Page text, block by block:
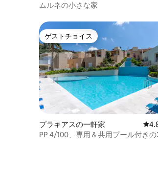
ムルネの小さな家
ゲストチョイス
ゲストチョイス
プラキアスの一軒家 レ
PP 4/100、専用＆共用プール付きの